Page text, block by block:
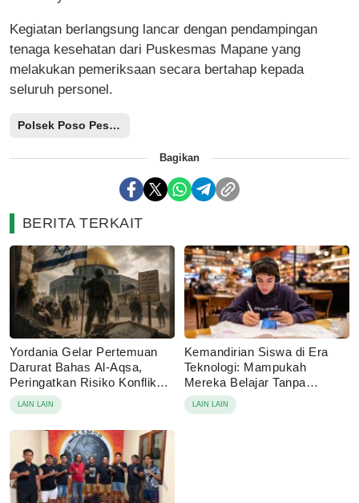
Kegiatan berlangsung lancar dengan pendampingan
tenaga kesehatan dari Puskesmas Mapane yang
melakukan pemeriksaan secara bertahap kepada
seluruh personel.
Polsek Poso Pesisir
Bagikan
BERITA TERKAIT
Yordania Gelar Pertemuan
Darurat Bahas Al-Aqsa,
Peringatkan Risiko Konflik
Agama
LAIN LAIN
Kemandirian Siswa di Era
Teknologi: Mampukah
Mereka Belajar Tanpa
Disuruh?
LAIN LAIN